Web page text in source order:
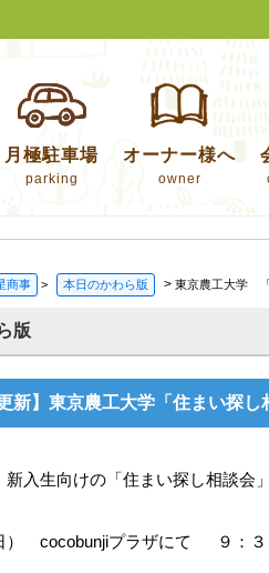
月極駐車場
parking
オーナー様へ
owner
商事 > 本日のかわら版 > 東京農工大学
版
新】東京農工大学「住まい探
入生向けの「住まい探し相談会」
） cocobunjiプラザにて ９：３